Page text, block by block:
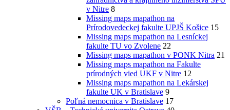
v Nitre 8
Missing maps mapathon na
Prírodovedeckej fakulte UPJŠ Košice 15
Missing maps mapathon na Lesníckej
fakulte TU vo Zvolene 22
Missing maps mapathon v PONK Nitra 21
Missing maps mapathon na Fakulte
prírodných vied UKF v Nitre 12
Missing maps mapathon na Lekárskej
fakulte UK v Bratislave 9
Poľná nemocnica v Bratislave 17